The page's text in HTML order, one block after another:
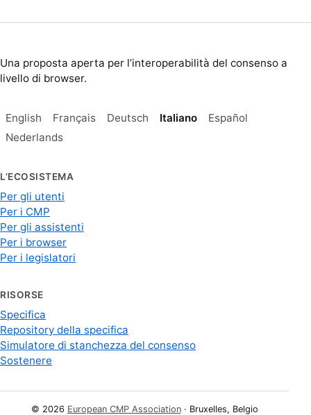
Una proposta aperta per l’interoperabilità del consenso a
livello di browser.
English Français Deutsch Italiano
Español
Nederlands
L’ECOSISTEMA
Per gli utenti
Per i CMP
Per gli assistenti
Per i browser
Per i legislatori
RISORSE
Specifica
Repository della specifica
Simulatore di stanchezza del consenso
Sostenere
© 2026 European CMP Association· Bruxelles, Belgio